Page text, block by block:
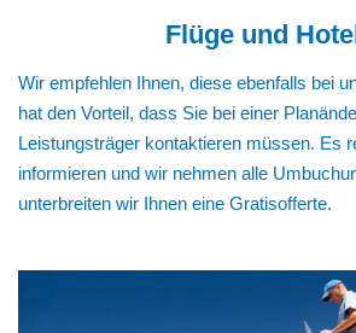
Flüge und
Wir empfehlen Ihnen, diese ebenfalls bei
hat den Vorteil, dass Sie bei einer
Leistungsträger kontaktieren müssen. Es
informieren und wir nehmen alle
unterbreiten wir Ihnen eine Gratisofferte.